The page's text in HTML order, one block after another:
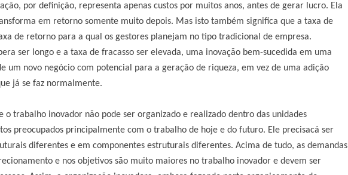
por definição, representa apenas custos por muitos anos, antes de gerar lucro. Ela
em retorno somente muito depois. Mas isto também significa que a taxa de
de retorno para a qual os gestores planejam no tipo tradicional de empresa.
ser longo e a taxa de fracasso ser elevada, uma inovação bem-sucedida em uma
um novo negócio com potencial para a geração de riqueza, em vez de uma adição
já se faz normalmente.
o trabalho inovador não pode ser organizado e realizado dentro das unidades
preocupados principalmente com o trabalho de hoje e do futuro. Ele precisacá ser
diferentes e em componentes estruturais diferentes. Acima de tudo, as demandas
e nos objetivos são muito maiores no trabalho inovador e devem ser